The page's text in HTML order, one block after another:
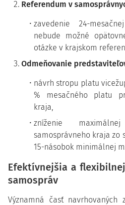
Referendum v
zavedenie 24-
nebude možné
otázke v krajskom
Odmeňovanie
návrh stropu platu
% mesačného platu
kraja,
zníženie
samosprávneho kraja zo
15-násobok minimálnej
Efektívnejšia a
samospráv
Významná časť